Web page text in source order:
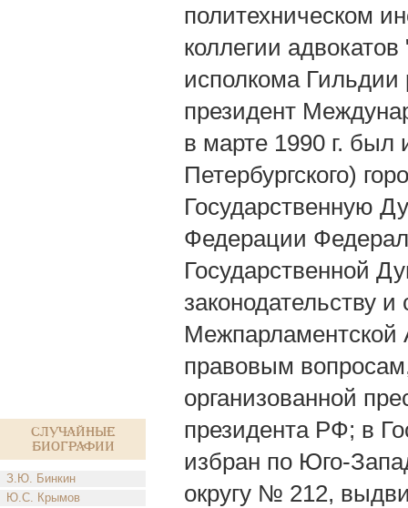
Случайные
биографии
З.Ю. Бинкин
Ю.С. Крымов
политехническом
коллегии
исполкома Гильдии
президент
в марте 1990 г. был
Петербургского)
Государственную
Федерации
Государственной
законодательству
Межпарламентской
правовым
организованной
президента РФ; в
избран по Юго-
округу № 212,